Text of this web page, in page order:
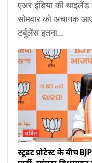
एअर इंडिया की
सोमवार को अचानक
टर्बुलेंस इतना...
चर्चित
स्टूडेंट प्रोटेस्ट के बीच